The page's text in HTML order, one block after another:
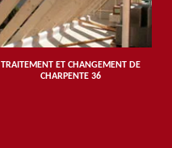
TRAITEMENT ET CHANGEMENT DE
CHARPENTE 36